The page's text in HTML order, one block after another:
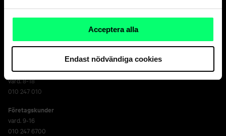
Acceptera alla
Endast nödvändiga cookies
kapitalförvaltaren.
Kundservice
Privatkunder
vard. 8-18
010 247 010
Företagskunder
vard. 9-16
010 247 6700